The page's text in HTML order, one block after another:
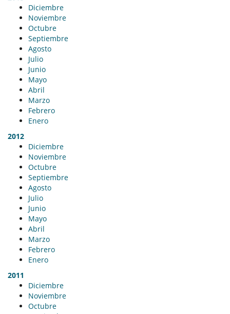
Diciembre
Noviembre
Octubre
Septiembre
Agosto
Julio
Junio
Mayo
Abril
Marzo
Febrero
Enero
2012
Diciembre
Noviembre
Octubre
Septiembre
Agosto
Julio
Junio
Mayo
Abril
Marzo
Febrero
Enero
2011
Diciembre
Noviembre
Octubre